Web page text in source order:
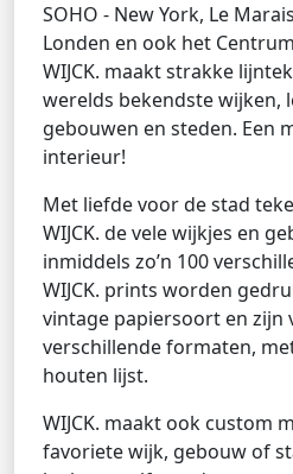
SOHO - New York, Le
Londen en ook het
WIJCK. maakt strakke
werelds bekendste wijken,
gebouwen en steden. Een
interieur!
Met liefde voor de stad
WIJCK. de vele wijkjes en
inmiddels zo’n 100
WIJCK. prints worden
vintage papiersoort en zijn
verschillende formaten,
houten lijst.
WIJCK. maakt ook custom
favoriete wijk, gebouw of